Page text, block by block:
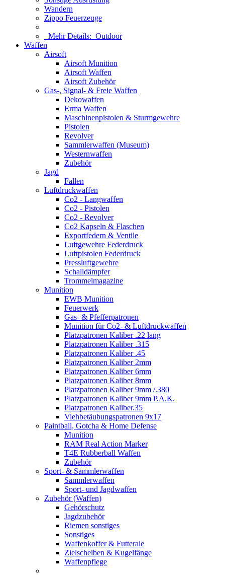
Wandern
Zippo Feuerzeuge
Mehr Details: Outdoor
Waffen
Airsoft
Airsoft Munition
Airsoft Waffen
Airsoft Zubehör
Gas-, Signal- & Freie Waffen
Dekowaffen
Erma Waffen
Maschinenpistolen & Sturmgewehre
Pistolen
Revolver
Sammlerwaffen (Museum)
Westernwaffen
Zubehör
Jagd
Fallen
Luftdruckwaffen
Co2 - Langwaffen
Co2 - Pistolen
Co2 - Revolver
Co2 Kapseln & Flaschen
Exportfedern & Ventile
Luftgewehre Federdruck
Luftpistolen Federdruck
Pressluftgewehre
Schalldämpfer
Trommelmagazine
Munition
EWB Munition
Feuerwerk
Gas- & Pfefferpatronen
Munition für Co2- & Luftdruckwaffen
Platzpatronen Kaliber .22 lang
Platzpatronen Kaliber .315
Platzpatronen Kaliber .45
Platzpatronen Kaliber 2mm
Platzpatronen Kaliber 6mm
Platzpatronen Kaliber 8mm
Platzpatronen Kaliber 9mm /.380
Platzpatronen Kaliber 9mm P.A.K.
Platzpatronen Kaliber.35
Viehbetäubungspatronen 9x17
Paintball, Gotcha & Home Defense
Munition
RAM Real Action Marker
T4E Rubberball Waffen
Zubehör
Sport- & Sammlerwaffen
Sammlerwaffen
Sport- und Jagdwaffen
Zubehör (Waffen)
Gehörschutz
Jagdzubehör
Riemen sonstiges
Sonstiges
Waffenkoffer & Futterale
Zielscheiben & Kugelfänge
Waffenpflege